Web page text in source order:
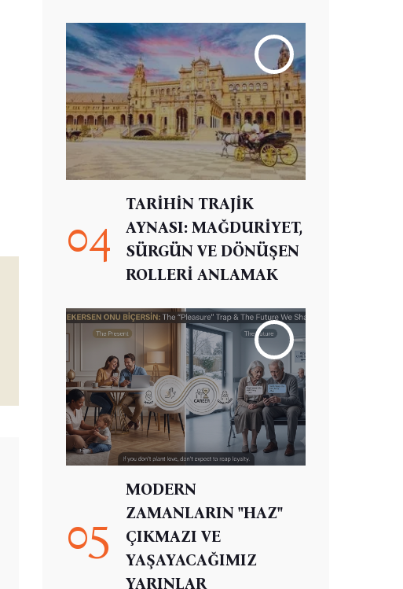
04
TARİHİN TRAJİK
AYNASI: MAĞDURİYET,
SÜRGÜN VE DÖNÜŞEN
ROLLERİ ANLAMAK
05
MODERN
ZAMANLARIN "HAZ"
ÇIKMAZI VE
YAŞAYACAĞIMIZ
YARINLAR